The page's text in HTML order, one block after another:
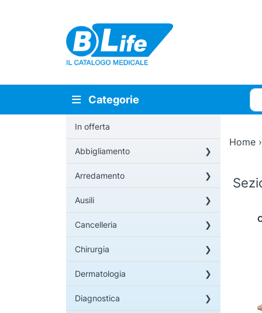
Vai al contenuto principale
Categorie
In offerta
Abbigliamento
Arredamento
Ausili
Cancelleria
Chirurgia
Dermatologia
Diagnostica
Home